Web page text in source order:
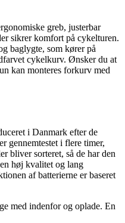
greb, justerbar
sikrer komfort på cykelturen.
baglygte, som kører på
cykelkurv. Ønsker du at
kan monteres forkurv med
i Danmark efter de
gennemtestet i flere timer,
bliver sorteret, så de har den
høj kvalitet og lang
af batterierne er baseret
med indenfor og oplade. En